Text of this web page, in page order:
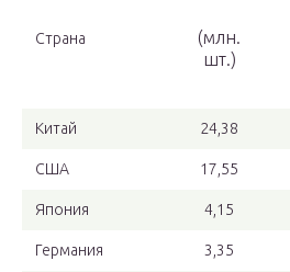
Страна
(млн.
шт.)
Китай 24,38
США 17,55
Япония 4,15
Германия 3,35